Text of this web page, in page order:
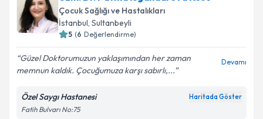
Çocuk Sağlığı ve Hastalıkları
İstanbul, Sultanbeyli
5 (6 Değerlendirme)
Güzel Doktorumuzun yaklaşımından her zaman
memnun kaldık. Çocuğumuza karşı sabırlı,...
Devamı
Özel Saygı Hastanesi Haritada Göster
Fatih Bulvarı No:75